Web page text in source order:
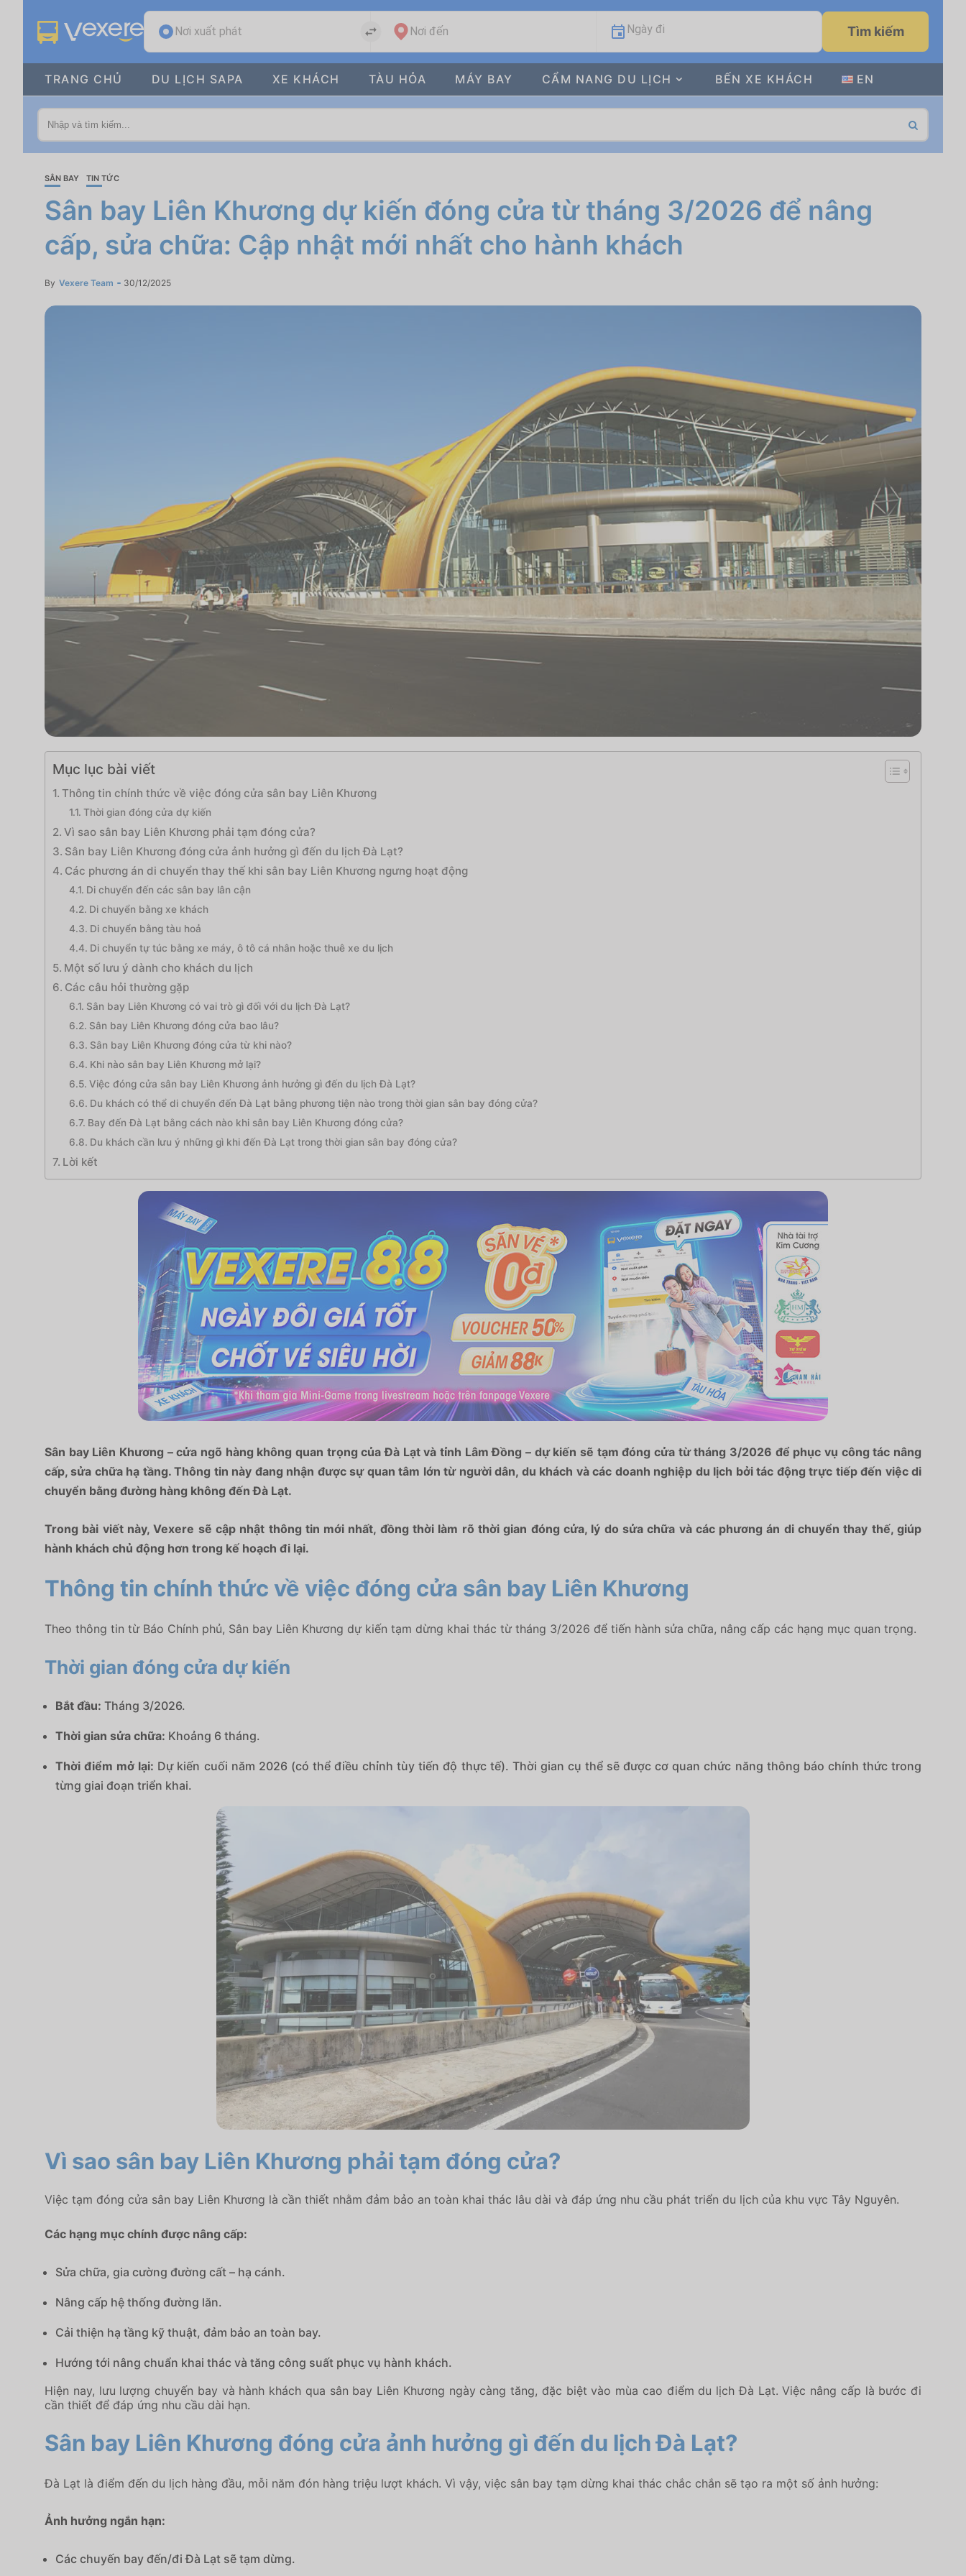
Nơi xuất phát Nơi đến Ngày đi Tìm kiếm
TRANG CHỦ DU LỊCH SAPA XE KHÁCH TÀU HỎA MÁY BAY CẨM NANG DU LỊCH BẾN XE KHÁCH EN
SÂN BAY TIN TỨC
Sân bay Liên Khương dự kiến đóng cửa từ tháng 3/2026 để nâng
cấp, sửa chữa: Cập nhật mới nhất cho hành khách
By Vexere Team 30/12/2025
Mục lục bài viết
Thông tin chính thức về việc đóng cửa sân bay Liên Khương
Thời gian đóng cửa dự kiến
Vì sao sân bay Liên Khương phải tạm đóng cửa?
Sân bay Liên Khương đóng cửa ảnh hưởng gì đến du lịch Đà Lạt?
Các phương án di chuyển thay thế khi sân bay Liên Khương ngưng hoạt động
Di chuyển đến các sân bay lân cận
Di chuyển bằng xe khách
Di chuyển bằng tàu hoả
Di chuyển tự túc bằng xe máy, ô tô cá nhân hoặc thuê xe du lịch
Một số lưu ý dành cho khách du lịch
Các câu hỏi thường gặp
Sân bay Liên Khương có vai trò gì đối với du lịch Đà Lạt?
Sân bay Liên Khương đóng cửa bao lâu?
Sân bay Liên Khương đóng cửa từ khi nào?
Khi nào sân bay Liên Khương mở lại?
Việc đóng cửa sân bay Liên Khương ảnh hưởng gì đến du lịch Đà Lạt?
Du khách có thể di chuyển đến Đà Lạt bằng phương tiện nào trong thời gian sân bay đóng cửa?
Bay đến Đà Lạt bằng cách nào khi sân bay Liên Khương đóng cửa?
Du khách cần lưu ý những gì khi đến Đà Lạt trong thời gian sân bay đóng cửa?
Lời kết
Sân bay Liên Khương – cửa ngõ hàng không quan trọng của Đà Lạt và tỉnh Lâm Đồng – dự kiến sẽ tạm đóng cửa từ tháng 3/2026 để phục vụ công tác nâng
cấp, sửa chữa hạ tầng. Thông tin này đang nhận được sự quan tâm lớn từ người dân, du khách và các doanh nghiệp du lịch bởi tác động trực tiếp đến việc di
chuyển bằng đường hàng không đến Đà Lạt.
Trong bài viết này, Vexere sẽ cập nhật thông tin mới nhất, đồng thời làm rõ thời gian đóng cửa, lý do sửa chữa và các phương án di chuyển thay thế, giúp
hành khách chủ động hơn trong kế hoạch đi lại.
Thông tin chính thức về việc đóng cửa sân bay Liên Khương
Theo thông tin từ Báo Chính phủ, Sân bay Liên Khương dự kiến tạm dừng khai thác từ tháng 3/2026 để tiến hành sửa chữa, nâng cấp các hạng mục quan trọng.
Thời gian đóng cửa dự kiến
Bắt đầu: Tháng 3/2026.
Thời gian sửa chữa: Khoảng 6 tháng.
Thời điểm mở lại: Dự kiến cuối năm 2026 (có thể điều chỉnh tùy tiến độ thực tế). Thời gian cụ thể sẽ được cơ quan chức năng thông báo chính thức trong
từng giai đoạn triển khai.
Vì sao sân bay Liên Khương phải tạm đóng cửa?
Việc tạm đóng cửa sân bay Liên Khương là cần thiết nhằm đảm bảo an toàn khai thác lâu dài và đáp ứng nhu cầu phát triển du lịch của khu vực Tây Nguyên.
Các hạng mục chính được nâng cấp:
Sửa chữa, gia cường đường cất – hạ cánh.
Nâng cấp hệ thống đường lăn.
Cải thiện hạ tầng kỹ thuật, đảm bảo an toàn bay.
Hướng tới nâng chuẩn khai thác và tăng công suất phục vụ hành khách.
Hiện nay, lưu lượng chuyến bay và hành khách qua sân bay Liên Khương ngày càng tăng, đặc biệt vào mùa cao điểm du lịch Đà Lạt. Việc nâng cấp là bước đi
cần thiết để đáp ứng nhu cầu dài hạn.
Sân bay Liên Khương đóng cửa ảnh hưởng gì đến du lịch Đà Lạt?
Đà Lạt là điểm đến du lịch hàng đầu, mỗi năm đón hàng triệu lượt khách. Vì vậy, việc sân bay tạm dừng khai thác chắc chắn sẽ tạo ra một số ảnh hưởng:
Ảnh hưởng ngắn hạn:
Các chuyến bay đến/đi Đà Lạt sẽ tạm dừng.